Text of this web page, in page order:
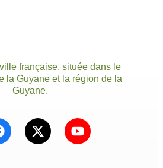
française, située dans le
la Guyane et la région de la
Guyane.